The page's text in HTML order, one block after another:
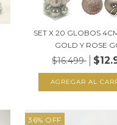
SET X 20 GLOBOS
GOLD Y ROSE
$16.499
36% OFF